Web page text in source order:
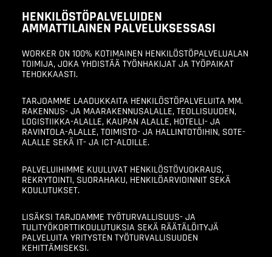
HENKILÖSTÖPALVELUIDEN
AMMATTILAINEN PALVELUKSESSASI
WORKER ON 100% KOTIMAINEN HENKILÖSTÖPALVELUALAN
TOIMIJA, JOKA YHDISTÄÄ TYÖNHAKIJAT JA TYÖPAIKAT
TEHOKKAASTI.
TARJOAMME LAADUKKAITA HENKILÖSTÖPALVELUITA MM.
RAKENNUS- JA MAARAKENNUSALALLE, TEOLLISUUDEN,
LOGISTIIKKA-ALALLE, KAUPAN ALALLE, HOTELLI- JA
RAVINTOLA-ALALLE, TOIMISTO- JA HALLINTOTÖIHIN, SOTE-
ALALLE SEKÄ IT- JA ICT-ALOILLE.
PALVELUIHIMME KUULUVAT HENKILÖSTÖVUOKRAUS,
REKRYTOINTI, SUORAHAKU, HENKILÖARVIOINNIT SEKÄ
KOULUTUKSET.
LISÄKSI TARJOAMME TYÖTURVALLISUUS- JA
TULITYÖKORTTIKOULUTUKSIA SEKÄ RÄÄTÄLÖITYJÄ
PALVELUITA YRITYSTEN TYÖTURVALLISUUDEN
KEHITTÄMISEKSI.